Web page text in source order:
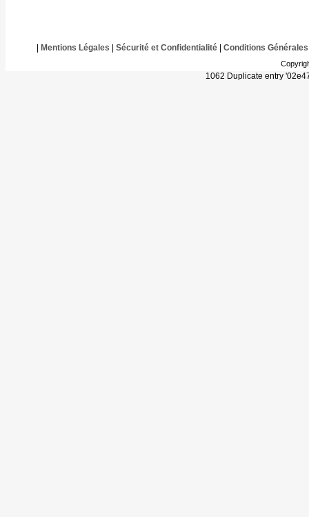
Mentions Légales Sécurité et Confidentialité| Conditions Générales
1062 Duplicate entry